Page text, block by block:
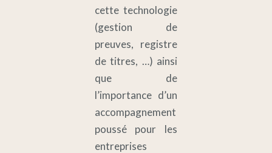
cette technologie
(gestion de
preuves, registre
de titres, …) ainsi
que de
l’importance d’un
accompagnement
poussé pour les
entreprises